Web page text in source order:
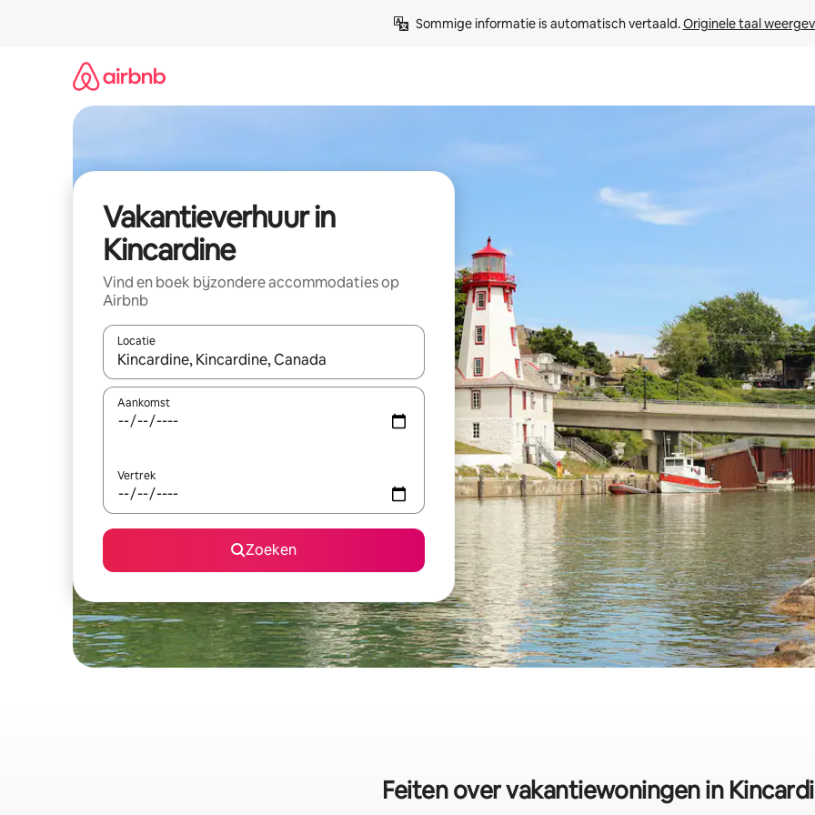
Sommige informatie is automatisch vertaald. Originele taal
Vakantieverhuur in
Kincardine
Vind en boek bijzondere accommodaties op
Airbnb
Locatie
Wanneer er suggesties beschikbaar zijn, maak je een keuze met je de pijltjestoetsen omhoog en omlaag, óf door te
Aankomst
Vertrek
Zoeken
Feiten over vakantiewoningen in